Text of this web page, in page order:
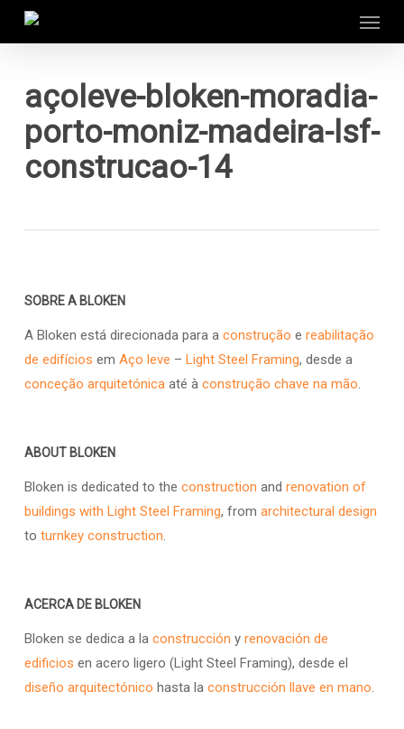
açoleve-bloken-moradia-
porto-moniz-madeira-lsf-
construcao-14
SOBRE A BLOKEN
A Bloken está direcionada para a construção e reabilitação
de edifícios em Aço leve – Light Steel Framing, desde a
conceção arquitetónicaaté à construção chave na mão.
ABOUT BLOKEN
Bloken is dedicated to the construction and renovation of
buildings with Light Steel Framing, from architectural design
to turnkey construction.
ACERCA DE BLOKEN
Bloken se dedica a la construcción y renovación de
edificios en acero ligero (Light Steel Framing), desde el
diseño arquitectónico hasta la construcción llave en mano.